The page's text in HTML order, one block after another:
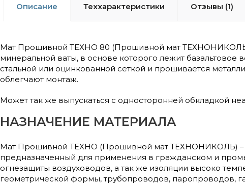
Описание Теххарактеристики Отзывы (1)
Мат Прошивной ТЕХНО 80 (Прошивной мат
минеральной ваты, в основе которого лежит
стальной или оцинкованной сеткой и прошивается
облегчают монтаж.
Может так же выпускаться с односторонней обкладкой
НАЗНАЧЕНИЕ МАТЕРИАЛА
Мат Прошивной ТЕХНО (Прошивной мат ТЕХНОНИКОЛЬ) –
предназначенный для применения в гражданском и
огнезащиты воздуховодов, а так же изоляции высоко
геометрической формы, трубопроводов, паропроводов,